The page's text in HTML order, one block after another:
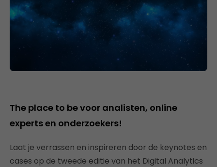
The place to be voor analisten, online
experts en onderzoekers!
Laat je verrassen en inspireren door de keynotes en
cases op de tweede editie van het Digital Analytics